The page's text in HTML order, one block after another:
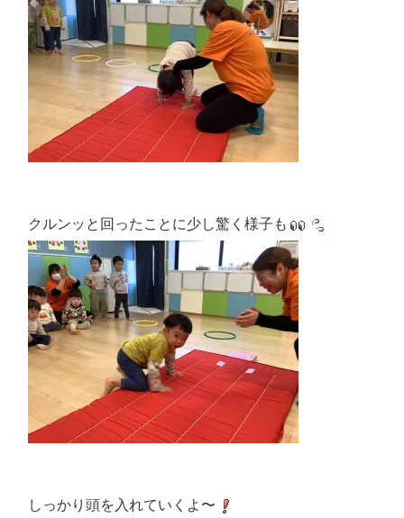
クルンッと回ったことに少し驚く様子も
しっかり頭を入れていくよ〜